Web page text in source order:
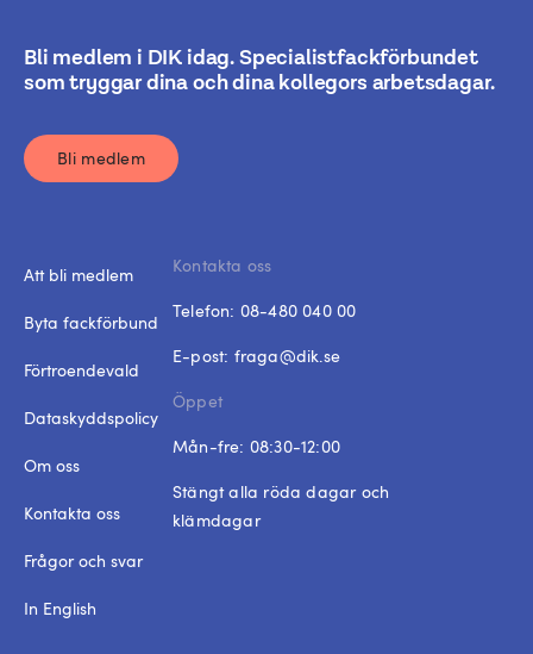
Bli medlem i DIK idag. Specialistfackförbundet
som tryggar dina och dina kollegors arbetsdagar.
Bli medlem
Att bli medlem
Byta fackförbund
Förtroendevald
Dataskyddspolicy
Om oss
Kontakta oss
Frågor och svar
In English
Kontakta oss
Telefon: 08-480 040 00
E-post: fraga@dik.se
Öppet
Mån-fre: 08:30-12:00
Stängt alla röda dagar och
klämdagar